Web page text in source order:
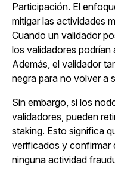
Participación. El
mitigar las actividades
Cuando un validador
los validadores podrían
Además, el validador
negra para no volver a
Sin embargo, si los
validadores, pueden
staking. Esto significa
verificados y confirmar
ninguna actividad